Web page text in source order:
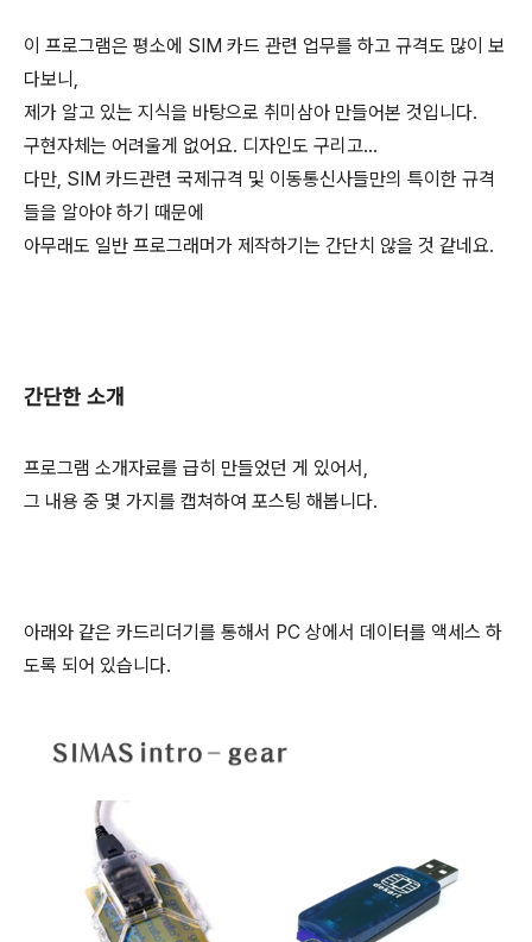
이 프로그램은 평소에 SIM 카드 관련 업무를 하고 규격도 많이 보
다보니,
제가 알고 있는 지식을 바탕으로 취미삼아 만들어본 것입니다.
구현자체는 어려울게 없어요. 디자인도 구리고...
다만, SIM 카드관련 국제규격 및 이동통신사들만의 특이한 규격
들을 알아야 하기 때문에
아무래도 일반 프로그래머가 제작하기는 간단치 않을 것 같네요.
간단한 소개
프로그램 소개자료를 급히 만들었던 게 있어서,
그 내용 중 몇 가지를 캡쳐하여 포스팅 해봅니다.
아래와 같은 카드리더기를 통해서 PC 상에서 데이터를 액세스 하
도록 되어 있습니다.